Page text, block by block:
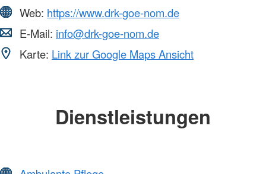
Web: https://www.drk-goe-nom.de
E-Mail: info@drk-goe-nom.de
Karte: Link zur Google Maps Ansicht
Dienstleistungen